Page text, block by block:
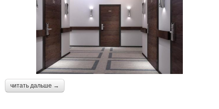
читать дальше →